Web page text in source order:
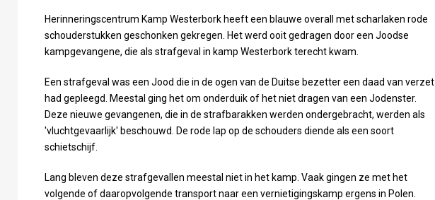
Herinneringscentrum Kamp Westerbork heeft een blauwe overall met scharlaken rode
schouderstukken geschonken gekregen. Het werd ooit gedragen door een Joodse
kampgevangene, die als strafgeval in kamp Westerbork terecht kwam.
Een strafgeval was een Jood die in de ogen van de Duitse bezetter een daad van verzet
had gepleegd. Meestal ging het om onderduik of het niet dragen van een Jodenster.
Deze nieuwe gevangenen, die in de strafbarakken werden ondergebracht, werden als
'vluchtgevaarlijk' beschouwd. De rode lap op de schouders diende als een soort
schietschijf.
Lang bleven deze strafgevallen meestal niet in het kamp. Vaak gingen ze met het
volgende of daaropvolgende transport naar een vernietigingskamp ergens in Polen.